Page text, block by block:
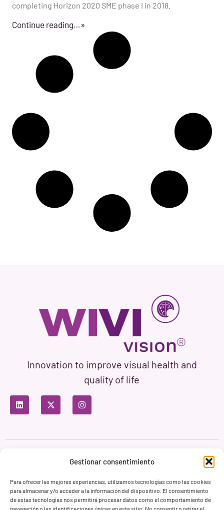
Gestionar consentimiento
Para ofrecer las mejores experiencias, utilizamos tecnologías como las cookies
para almacenar y/o acceder a la información del dispositivo. El consentimiento
de estas tecnologías nos permitirá procesar datos como el comportamiento de
navegación o las identificaciones únicas en este sitio. No consentir o retirar el
completing Horizon 2020 SME phase I in 2018.
Continue reading…»
Innovation to improve visual health and
quality of life
Privacy Policy Terms of Use
Cookie Policy